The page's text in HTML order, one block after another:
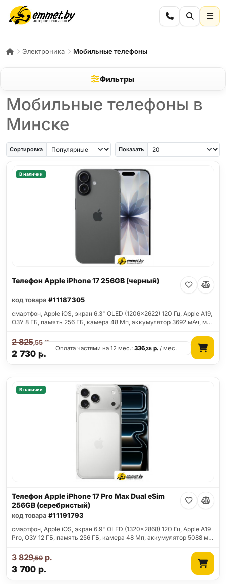
Электроника Мобильные телефоны
Фильтры
Мобильные телефоны в
Минске
iPhone AiriPhone SESamsung Galaxy A56Samsung Galaxy A57 iPhone 17
Сортировка Показать
В наличии
Телефон Apple iPhone 17 256GB (черный)
код товара #11187305
смартфон, Apple iOS, экран 6.3" OLED (1206x2622) 120 Гц, Apple A19,
ОЗУ 8 ГБ, память 256 ГБ, камера 48 Мп, аккумулятор 3692 мАч, м…
2 730 р.
2 825,55р.
Оплата частями на 12 мес.:336,35 р. / мес.
В наличии
Телефон Apple iPhone 17 Pro Max Dual eSim
256GB (серебристый)
код товара #11191793
смартфон, Apple iOS, экран 6.9" OLED (1320x2868) 120 Гц, Apple A19
Pro, ОЗУ 12 ГБ, память 256 ГБ, камера 48 Мп, аккумулятор 5088 м…
3 700 р.
3 829,50р.